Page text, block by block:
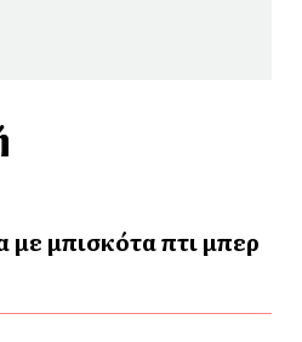
με μπισκότα πτι μπερ